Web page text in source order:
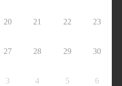
20 21 22 23
27 28 29 30
3 4 5 6